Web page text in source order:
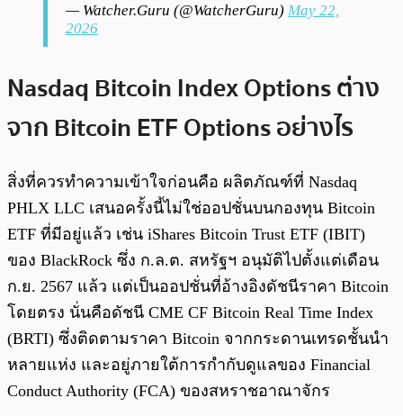
— Watcher.Guru (@WatcherGuru) May 22,
2026
Nasdaq Bitcoin Index Options ต่าง
จาก Bitcoin ETF Options อย่างไร
สิ่งที่ควรทำความเข้าใจก่อนคือ ผลิตภัณฑ์ที่ Nasdaq
PHLX LLC เสนอครั้งนี้ไม่ใช่ออปชั่นบนกองทุน Bitcoin
ETF ที่มีอยู่แล้ว เช่น iShares Bitcoin Trust ETF (IBIT)
ของ BlackRock ซึ่ง ก.ล.ต. สหรัฐฯ อนุมัติไปตั้งแต่เดือน
ก.ย. 2567 แล้ว แต่เป็นออปชั่นที่อ้างอิงดัชนีราคา Bitcoin
โดยตรง นั่นคือดัชนี CME CF Bitcoin Real Time Index
(BRTI) ซึ่งติดตามราคา Bitcoin จากกระดานเทรดชั้นนำ
หลายแห่ง และอยู่ภายใต้การกำกับดูแลของ Financial
Conduct Authority (FCA) ของสหราชอาณาจักร